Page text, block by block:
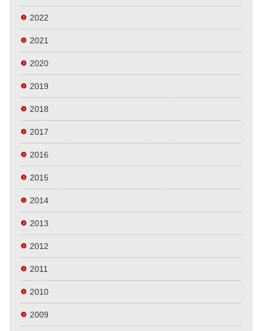
2022
2021
2020
2019
2018
2017
2016
2015
2014
2013
2012
2011
2010
2009